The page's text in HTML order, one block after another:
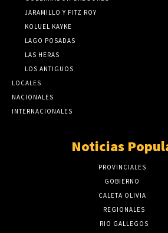
JARAMILLO Y FITZ ROY
KOLUEL KAYKE
LAGO POSADAS
LAS HERAS
LOS ANTIGUOS
LOCALES
NACIONALES
INTERNACIONALES
Noticias
PROVINCIALES
GOBIERNO
CALETA OLIVIA
REGIONALES
RIO GALLEGOS